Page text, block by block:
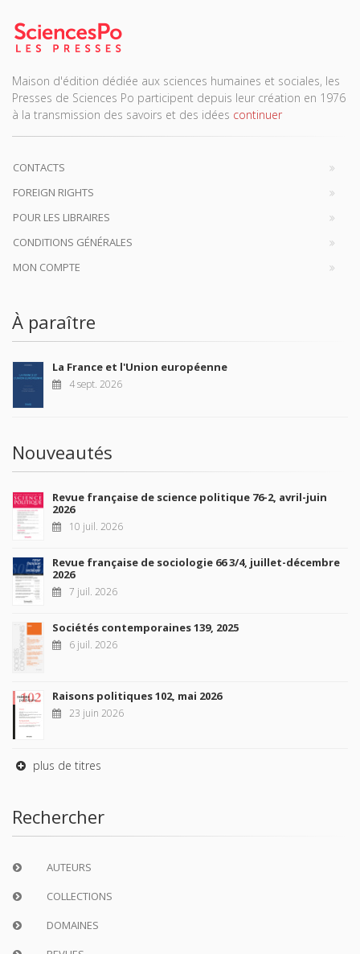
Maison d'édition dédiée aux sciences humaines et sociales, les
Presses de Sciences Po participent depuis leur création en 1976
à la transmission des savoirs et des idées continuer
CONTACTS
FOREIGN RIGHTS
POUR LES LIBRAIRES
CONDITIONS GÉNÉRALES
MON COMPTE
À paraître
La France et l'Union européenne
4 sept. 2026
Nouveautés
Revue française de science politique 76-2, avril-juin
2026
10 juil. 2026
Revue française de sociologie 66 3/4, juillet-décembre
2026
7 juil. 2026
Sociétés contemporaines 139, 2025
6 juil. 2026
Raisons politiques 102, mai 2026
23 juin 2026
plus de titres
Rechercher
AUTEURS
COLLECTIONS
DOMAINES